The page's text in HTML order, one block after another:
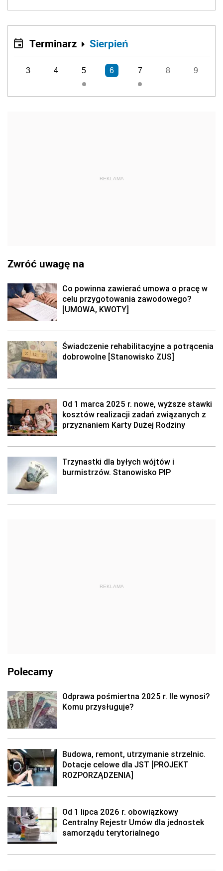
Terminarz Sierpień
3 4 5 6 7 8 9
REKLAMA
Zwróć uwagę na
Co powinna zawierać umowa o pracę w
celu przygotowania zawodowego?
[UMOWA, KWOTY]
Świadczenie rehabilitacyjne a potrącenia
dobrowolne [Stanowisko ZUS]
Od 1 marca 2025 r. nowe, wyższe stawki
kosztów realizacji zadań związanych z
przyznaniem Karty Dużej Rodziny
Trzynastki dla byłych wójtów i
burmistrzów. Stanowisko PIP
REKLAMA
Polecamy
Odprawa pośmiertna 2025 r. Ile wynosi?
Komu przysługuje?
Budowa, remont, utrzymanie strzelnic.
Dotacje celowe dla JST [PROJEKT
ROZPORZĄDZENIA]
Od 1 lipca 2026 r. obowiązkowy
Centralny Rejestr Umów dla jednostek
samorządu terytorialnego